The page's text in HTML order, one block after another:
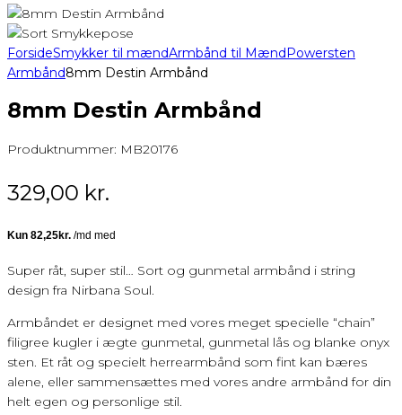
ForsideSmykker til mændArmbånd til Mænd Powersten
Armbånd8mm Destin Armbånd
8mm Destin Armbånd
Produktnummer: MB20176
329,00 kr.
Super råt, super stil… Sort og gunmetal armbånd i string
design fra Nirbana Soul.
Armbåndet er designet med vores meget specielle “chain”
filigree kugler i ægte gunmetal, gunmetal lås og blanke onyx
sten. Et råt og specielt herrearmbånd som fint kan bæres
alene, eller sammensættes med vores andre armbånd for din
helt egen og personlige stil.